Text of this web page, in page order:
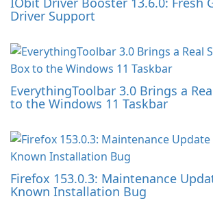
Driver Support
EverythingToolbar 3.0 Brings a
to the Windows 11 Taskbar
Firefox 153.0.3: Maintenance
Known Installation Bug